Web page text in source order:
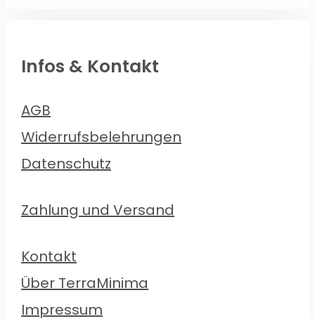
Infos & Kontakt
AGB
Widerrufsbelehrungen
Datenschutz
Zahlung und Versand
Kontakt
Über TerraMinima
Impressum